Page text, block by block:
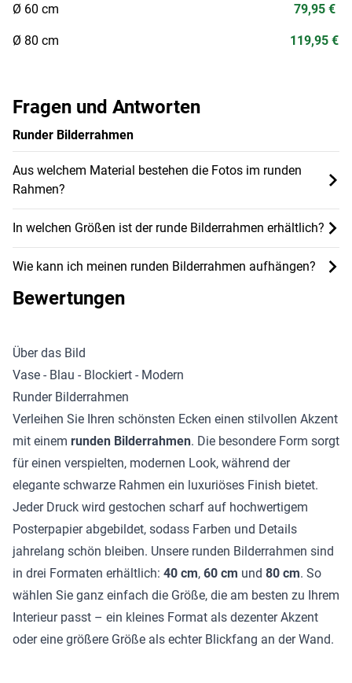
Fragen und Antworten
Runder Bilderrahmen
Aus welchem Material bestehen die Fotos im runden
Rahmen?
In welchen Größen ist der runde Bilderrahmen erhältlich?
Wie kann ich meinen runden Bilderrahmen aufhängen?
Ø 60 cm
Ø 80 cm
79,95 €
119,95 €
Bewertungen
Über das Bild
Vase - Blau - Blockiert - Modern
Runder Bilderrahmen
Verleihen Sie Ihren schönsten Ecken einen stilvollen Akzent
mit einem runden Bilderrahmen. Die besondere Form sorgt
für einen verspielten, modernen Look, während der
elegante schwarze Rahmen ein luxuriöses Finish bietet.
Jeder Druck wird gestochen scharf auf hochwertigem
Posterpapier abgebildet, sodass Farben und Details
jahrelang schön bleiben. Unsere runden Bilderrahmen sind
in drei Formaten erhältlich: 40 cm, 60 cm und 80 cm. So
wählen Sie ganz einfach die Größe, die am besten zu Ihrem
Interieur passt – ein kleines Format als dezenter Akzent
oder eine größere Größe als echter Blickfang an der Wand.